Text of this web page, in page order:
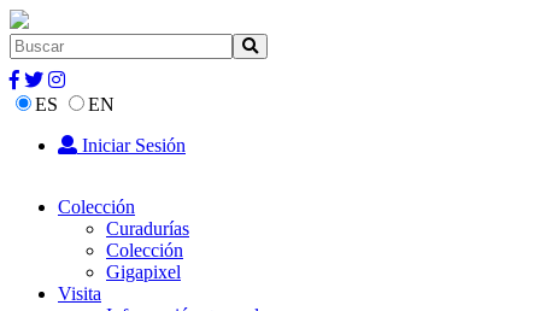
ES
EN
Iniciar Sesión
Colección
Curadurías
Colección
Gigapixel
Visita